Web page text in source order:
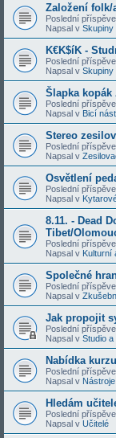
Založení folk/
Poslední
Napsal v Skupiny
K€K$íK -
Poslední
Napsal v Skupiny
Šlapka kopák
Poslední
Napsal v Bicí
Stereo
Poslední
Napsal v
Osvětlení
Poslední
Napsal v
8.11. - Dead
Tibet/
Poslední
Napsal v Kulturní
Společné
Poslední
Napsal v
Jak propojit
Poslední
Napsal v Studio
Nabídka
Poslední
Napsal v Nástroje
Hledám
Poslední
Napsal v Učitelé